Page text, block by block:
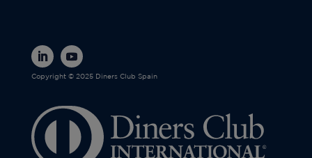
Copyright © 2025 Diners Club Spain